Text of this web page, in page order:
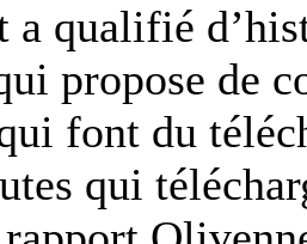
a qualifié
propose de
font du
qui